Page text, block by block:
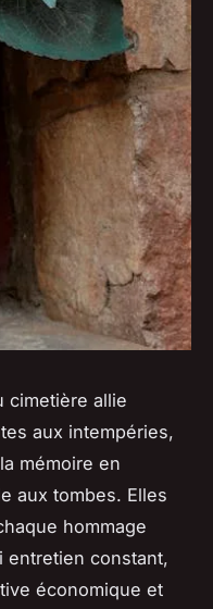
cimetière allie
aux intempéries,
mémoire en
aux tombes. Elles
hommage
entretien constant,
économique et